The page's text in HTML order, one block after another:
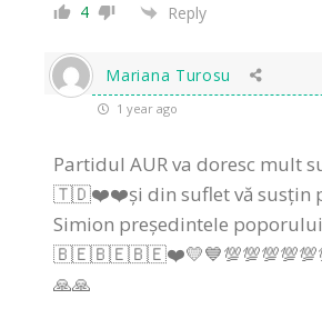
4 Reply
Mariana Turosu
1 year ago
Partidul AUR va doresc mult
🇹🇩❤️❤️și din suflet vă susțin
Simion președintele
🙏🙏